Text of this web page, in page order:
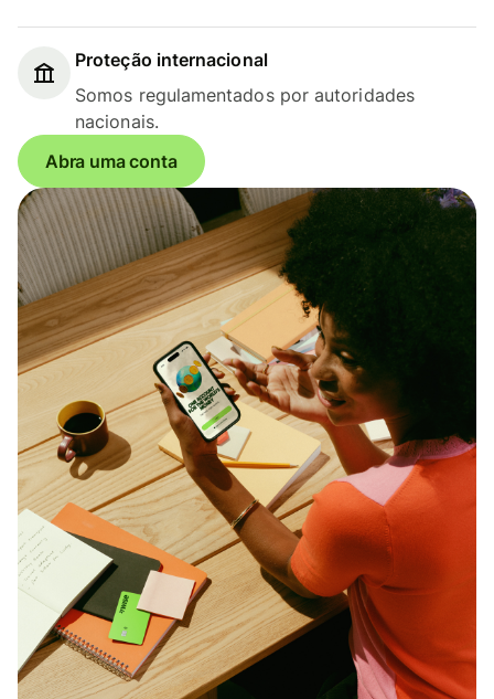
Proteção internacional
Somos regulamentados por autoridades
nacionais.
Abra uma conta